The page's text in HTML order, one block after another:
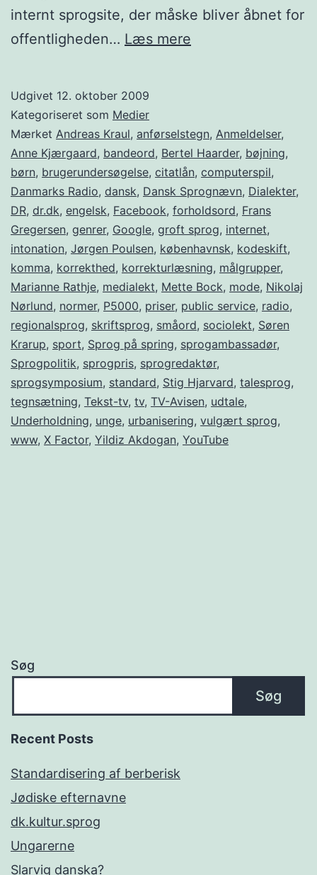
internt sprogsite, der måske bliver åbnet for
offentligheden… Læs mere
DR
som
sprogbevarer
og
sprogudvikler
Udgivet 12. oktober 2009
Kategoriseret som Medier
Mærket Andreas Kraul, anførselstegn, Anmeldelser,
Anne Kjærgaard, bandeord, Bertel Haarder, bøjning,
børn, brugerundersøgelse, citatlån, computerspil,
Danmarks Radio, dansk, Dansk Sprognævn, Dialekter,
DR, dr.dk, engelsk, Facebook, forholdsord, Frans
Gregersen, genrer, Google, groft sprog, internet,
intonation, Jørgen Poulsen, københavnsk, kodeskift,
komma, korrekthed, korrekturlæsning, målgrupper,
Marianne Rathje, medialekt, Mette Bock, mode, Nikolaj
Nørlund, normer, P5000, priser, public service, radio,
regionalsprog, skriftsprog, småord, sociolekt, Søren
Krarup, sport, Sprog på spring, sprogambassadør,
Sprogpolitik, sprogpris, sprogredaktør,
sprogsymposium, standard, Stig Hjarvard, talesprog,
tegnsætning, Tekst-tv, tv, TV-Avisen, udtale,
Underholdning, unge, urbanisering, vulgært sprog,
www, X Factor, Yildiz Akdogan, YouTube
Søg
Søg
Recent Posts
Standardisering af berberisk
Jødiske efternavne
dk.kultur.sprog
Ungarerne
Slarvig danska?